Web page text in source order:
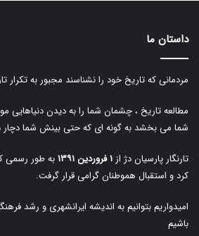
داستان ما
مردمانی که تاریخ خود را نشناسند مجبور به تکرار
مطالعه تاریخ ، چشمان شما را به دیدن دنیاهایی
شما می بخشد به گونه ای که حتی بینش شما
تارنگار پارسیان دژ از ۱ فروردین ۱۳۹۱
به طور رسمی
کرد و استقبال هموطنان گرامی قرار گرفت.
امیدواریم بتوانیم به اندیشه ایرانشهری و رشد
باشیم